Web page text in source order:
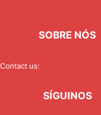
SOBRE NÓS
Contact us:
SÍGUINOS